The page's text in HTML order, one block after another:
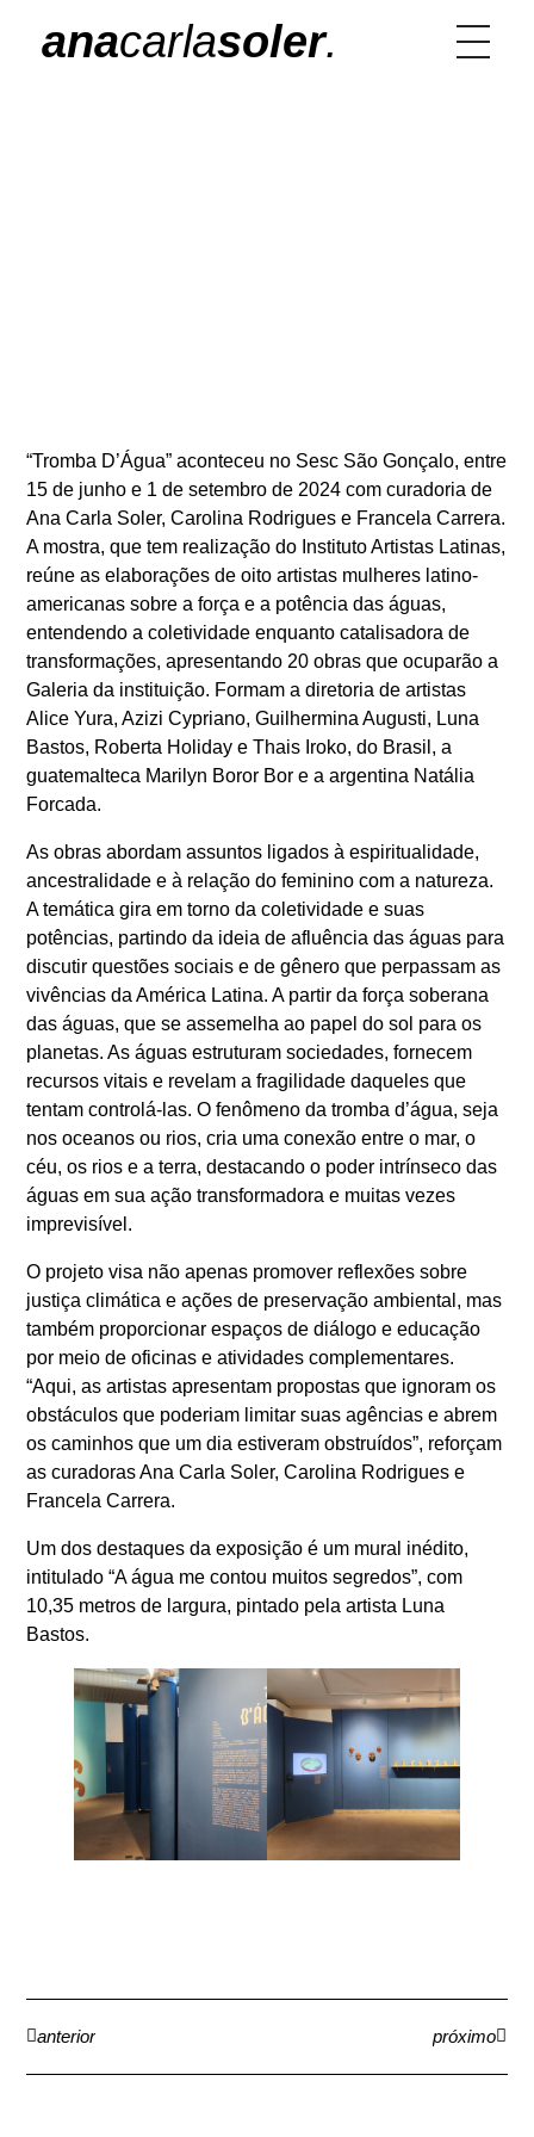
anacarlasoler.
“Tromba D’Água” aconteceu no Sesc São Gonçalo, entre
15 de junho e 1 de setembro de 2024 com curadoria de
Ana Carla Soler, Carolina Rodrigues e Francela Carrera.
A mostra, que tem realização do Instituto Artistas Latinas,
reúne as elaborações de oito artistas mulheres latino-
americanas sobre a força e a potência das águas,
entendendo a coletividade enquanto catalisadora de
transformações, apresentando 20 obras que ocuparão a
Galeria da instituição. Formam a diretoria de artistas
Alice Yura, Azizi Cypriano, Guilhermina Augusti, Luna
Bastos, Roberta Holiday e Thais Iroko, do Brasil, a
guatemalteca Marilyn Boror Bor e a argentina Natália
Forcada.
As obras abordam assuntos ligados à espiritualidade,
ancestralidade e à relação do feminino com a natureza.
A temática gira em torno da coletividade e suas
potências, partindo da ideia de afluência das águas para
discutir questões sociais e de gênero que perpassam as
vivências da América Latina. A partir da força soberana
das águas, que se assemelha ao papel do sol para os
planetas. As águas estruturam sociedades, fornecem
recursos vitais e revelam a fragilidade daqueles que
tentam controlá-las. O fenômeno da tromba d’água, seja
nos oceanos ou rios, cria uma conexão entre o mar, o
céu, os rios e a terra, destacando o poder intrínseco das
águas em sua ação transformadora e muitas vezes
imprevisível.
O projeto visa não apenas promover reflexões sobre
justiça climática e ações de preservação ambiental, mas
também proporcionar espaços de diálogo e educação
por meio de oficinas e atividades complementares.
“Aqui, as artistas apresentam propostas que ignoram os
obstáculos que poderiam limitar suas agências e abrem
os caminhos que um dia estiveram obstruídos”, reforçam
as curadoras Ana Carla Soler, Carolina Rodrigues e
Francela Carrera.
Um dos destaques da exposição é um mural inédito,
intitulado “A água me contou muitos segredos”, com
10,35 metros de largura, pintado pela artista Luna
Bastos.
anterior próximo